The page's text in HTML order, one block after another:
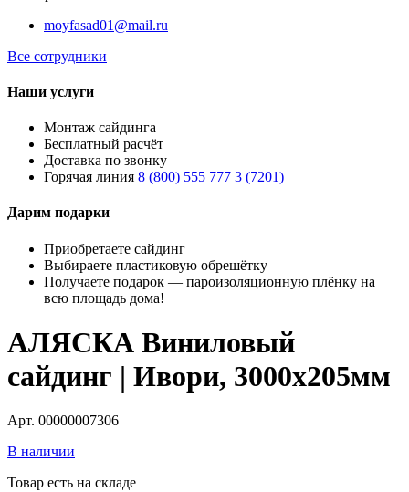
moyfasad01@mail.ru
Все сотрудники
Наши услуги
Монтаж сайдинга
Бесплатный расчёт
Доставка по звонку
Горячая линия 8 (800) 555 777 3 (7201)
Дарим подарки
Приобретаете сайдинг
Выбираете пластиковую обрешётку
Получаете подарок — пароизоляционную плёнку на
всю площадь дома!
АЛЯСКА Виниловый
сайдинг | Ивори, 3000х205мм
Арт. 00000007306
В наличии
Товар есть на складе